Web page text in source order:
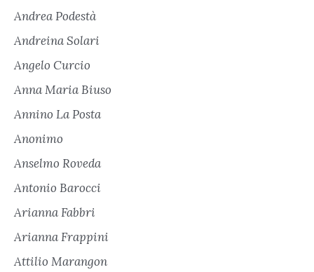
Andrea Podestà
Andreina Solari
Angelo Curcio
Anna Maria Biuso
Annino La Posta
Anonimo
Anselmo Roveda
Antonio Barocci
Arianna Fabbri
Arianna Frappini
Attilio Marangon